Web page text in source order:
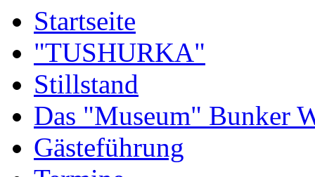
Startseite
"TUSHURKA"
Stillstand
Das "Museum" Bunker
Gästeführung